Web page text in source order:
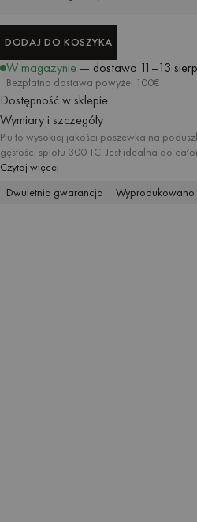
DODAJ DO KOSZYKA
W magazynie — dostawa 11–13
Bezpłatna dostawa powyżej 100€
Dostępność w sklepie
Wymiary i szczegóły
Plu to wysokiej jakości poszewka na
gęstości splotu 300 TC. Jest idealna do
przytulne ciepło zimą i przyjemne uczucie
a zarazem wyrazisty charakter.
Czytaj więcej
Dwuletnia gwarancja
Wyprodukowano